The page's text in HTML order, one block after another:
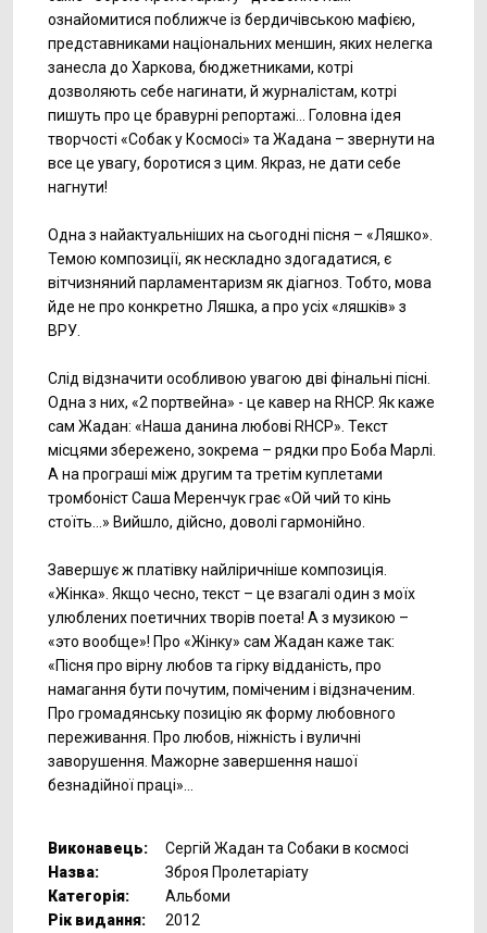
ознайомитися поближче із бердичівською мафією,
представниками національних меншин, яких нелегка
занесла до Харкова, бюджетниками, котрі
дозволяють себе нагинати, й журналістам, котрі
пишуть про це бравурні репортажі… Головна ідея
творчості «Собак у Космосі» та Жадана – звернути на
все це увагу, боротися з цим. Якраз, не дати себе
нагнути!
Одна з найактуальніших на сьогодні пісня – «Ляшко».
Темою композиції, як нескладно здогадатися, є
вітчизняний парламентаризм як діагноз. Тобто, мова
йде не про конкретно Ляшка, а про усіх «ляшків» з
ВРУ.
Слід відзначити особливою увагою дві фінальні пісні.
Одна з них, «2 портвейна» - це кавер на RHCP. Як каже
сам Жадан: «Наша данина любові RHCP». Текст
місцями збережено, зокрема – рядки про Боба Марлі.
А на програші між другим та третім куплетами
тромбоніст Саша Меренчук грає «Ой чий то кінь
стоїть…» Вийшло, дійсно, доволі гармонійно.
Завершує ж платівку найліричніше композиція.
«Жінка». Якщо чесно, текст – це взагалі один з моїх
улюблених поетичних творів поета! А з музикою –
«это вообще»! Про «Жінку» сам Жадан каже так:
«Пісня про вірну любов та гірку відданість, про
намагання бути почутим, поміченим і відзначеним.
Про громадянську позицію як форму любовного
переживання. Про любов, ніжність і вуличні
заворушення. Мажорне завершення нашої
безнадійної праці»…
Виконавець:
Сергій Жадан та Собаки в космосі
Назва:
Зброя Пролетаріату
Категорія:
Альбоми
Рік видання:
2012